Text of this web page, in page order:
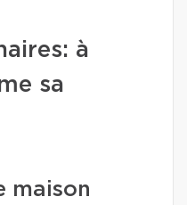
à
sa
maison